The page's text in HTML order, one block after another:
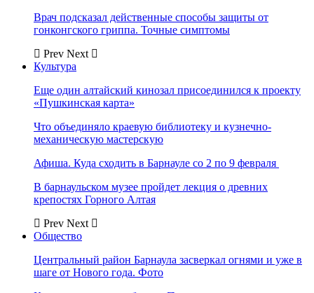
Врач подсказал действенные способы защиты от
гонконгского гриппа. Точные симптомы
Prev Next
Культура
Еще один алтайский кинозал присоединился к проекту
«Пушкинская карта»
Что объединяло краевую библиотеку и кузнечно-
механическую мастерскую
Афиша. Куда сходить в Барнауле со 2 по 9 февраля
В барнаульском музее пройдет лекция о древних
крепостях Горного Алтая
Prev Next
Общество
Центральный район Барнаула засверкал огнями и уже в
шаге от Нового года. Фото